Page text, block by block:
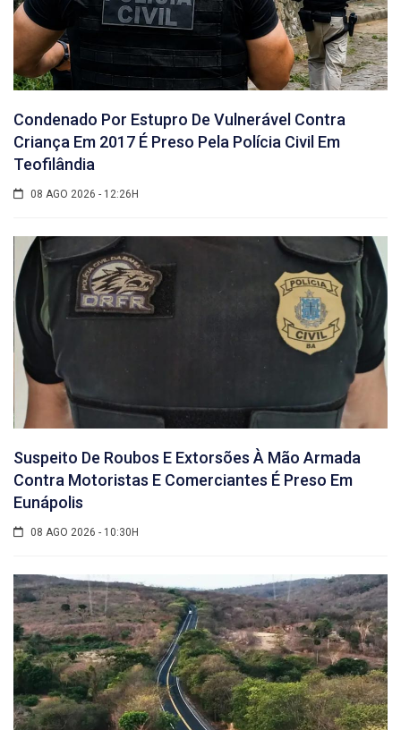
Condenado Por Estupro De Vulnerável Contra
Criança Em 2017 É Preso Pela Polícia Civil Em
Teofilândia
08 AGO 2026 - 12:26H
Suspeito De Roubos E Extorsões À Mão Armada
Contra Motoristas E Comerciantes É Preso Em
Eunápolis
08 AGO 2026 - 10:30H